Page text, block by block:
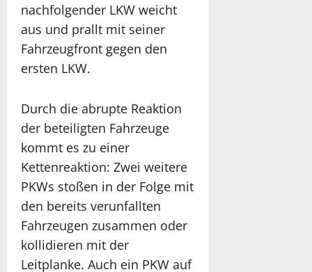
nachfolgender LKW weicht
aus und prallt mit seiner
Fahrzeugfront gegen den
ersten LKW.
Durch die abrupte Reaktion
der beteiligten Fahrzeuge
kommt es zu einer
Kettenreaktion: Zwei weitere
PKWs stoßen in der Folge mit
den bereits verunfallten
Fahrzeugen zusammen oder
kollidieren mit der
Leitplanke. Auch ein PKW auf